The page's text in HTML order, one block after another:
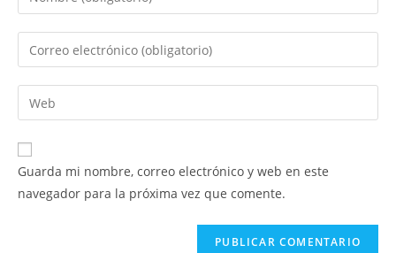
tu
nombre
de
usuario
para
comentar
Introduce
tu
dirección
de
electrónico
para
comentar
Introduce
la
URL
de
Guarda mi nombre, correo electrónico y web en este
navegador para la próxima vez que comente.